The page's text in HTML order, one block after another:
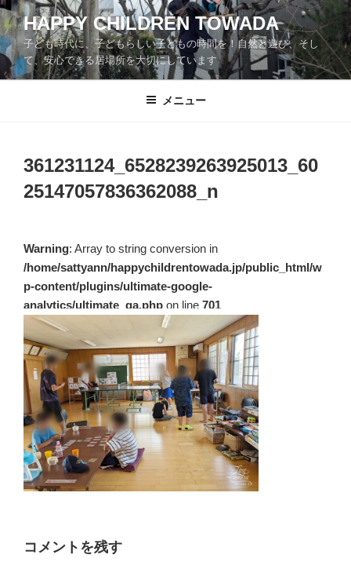
コ
ン
テ
ン
ツ
HAPPY CHILDREN TOWADA
子ども時代に、子どもらしい子どもの時間を！自然と遊び、そし
て、安心できる居場所を大切にしています
メニュー
361231124_6528239263925013_60
25147057836362088_n
Warning: Array to string conversion in
/home/sattyann/happychildrentowada.jp/public_html/w
p-content/plugins/ultimate-google-
analytics/ultimate_ga.php on line 701
コメントを残す